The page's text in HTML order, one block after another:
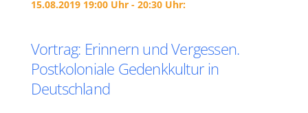
15.08.2019 19:00 Uhr - 20:30 Uhr:
Vortrag: Erinnern und Vergessen.
Postkoloniale Gedenkkultur in
Deutschland